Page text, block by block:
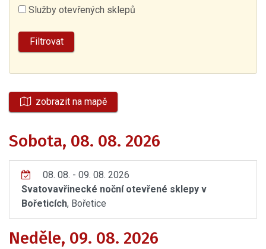
Služby otevřených sklepů
zobrazit na mapě
Sobota, 08. 08. 2026
08. 08. - 09. 08. 2026
Svatovavřinecké noční otevřené sklepy v
Bořeticích, Bořetice
Neděle, 09. 08. 2026